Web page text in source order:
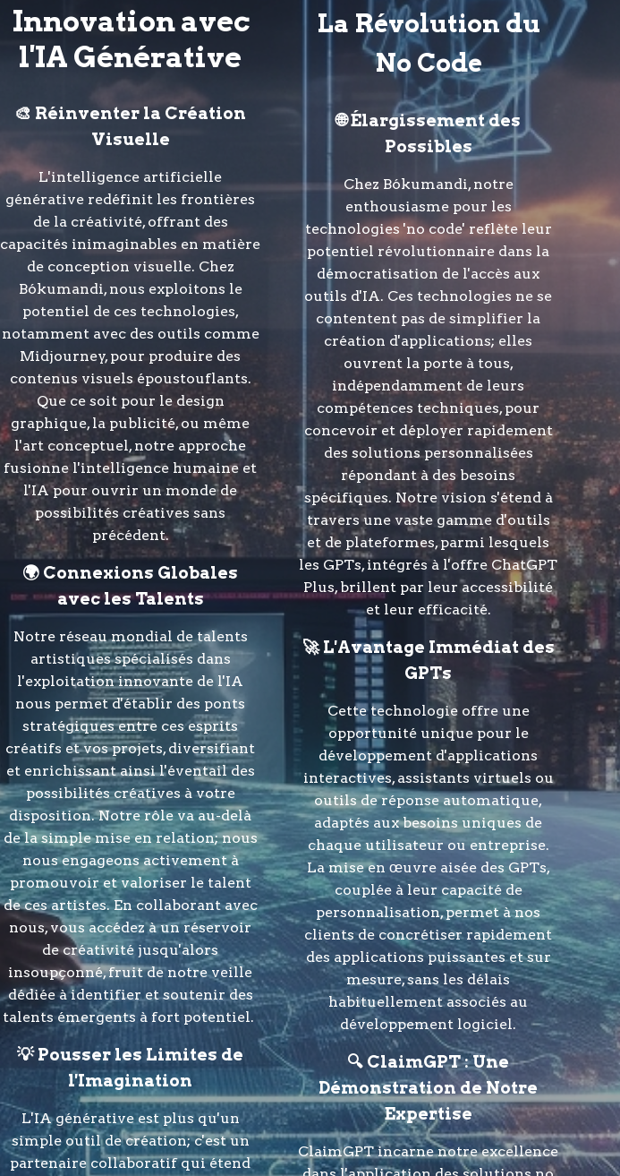
Innovation avec
l'IA Générative
🎨 Réinventer la Création
Visuelle
L'intelligence artificielle
générative redéfinit les frontières
de la créativité, offrant des
capacités inimaginables en matière
de conception visuelle. Chez
Bókumandi, nous exploitons le
potentiel de ces technologies,
notamment avec des outils comme
Midjourney, pour produire des
contenus visuels époustouflants.
Que ce soit pour le design
graphique, la publicité, ou même
l'art conceptuel, notre approche
fusionne l'intelligence humaine et
l'IA pour ouvrir un monde de
possibilités créatives sans
précédent.
🌍 Connexions Globales
avec les Talents
Notre réseau mondial de talents
artistiques spécialisés dans
l'exploitation innovante de l'IA
nous permet d'établir des ponts
stratégiques entre ces esprits
créatifs et vos projets, diversifiant
et enrichissant ainsi l'éventail des
possibilités créatives à votre
disposition. Notre rôle va au-delà
de la simple mise en relation; nous
nous engageons activement à
promouvoir et valoriser le talent
de ces artistes. En collaborant avec
nous, vous accédez à un réservoir
de créativité jusqu'alors
insoupçonné, fruit de notre veille
dédiée à identifier et soutenir des
talents émergents à fort potentiel.
💡 Pousser les Limites de
l'Imagination
L'IA générative est plus qu'un
simple outil de création; c'est un
partenaire collaboratif qui étend
La Révolution du
No Code
🌐 Élargissement des
Possibles
Chez Bókumandi, notre
enthousiasme pour les
technologies 'no code' reflète leur
potentiel révolutionnaire dans la
démocratisation de l'accès aux
outils d'IA. Ces technologies ne se
contentent pas de simplifier la
création d'applications; elles
ouvrent la porte à tous,
indépendamment de leurs
compétences techniques, pour
concevoir et déployer rapidement
des solutions personnalisées
répondant à des besoins
spécifiques. Notre vision s'étend à
travers une vaste gamme d'outils
et de plateformes, parmi lesquels
les GPTs, intégrés à l'offre ChatGPT
Plus, brillent par leur accessibilité
et leur efficacité.
🚀 L'Avantage Immédiat des
GPTs
Cette technologie offre une
opportunité unique pour le
développement d'applications
interactives, assistants virtuels ou
outils de réponse automatique,
adaptés aux besoins uniques de
chaque utilisateur ou entreprise.
La mise en œuvre aisée des GPTs,
couplée à leur capacité de
personnalisation, permet à nos
clients de concrétiser rapidement
des applications puissantes et sur
mesure, sans les délais
habituellement associés au
développement logiciel.
🔍 ClaimGPT : Une
Démonstration de Notre
Expertise
ClaimGPT incarne notre excellence